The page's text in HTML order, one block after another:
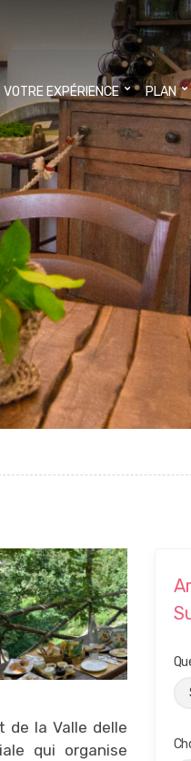
EXPÉRIENCE PLAN
de la Valle delle
qui organise